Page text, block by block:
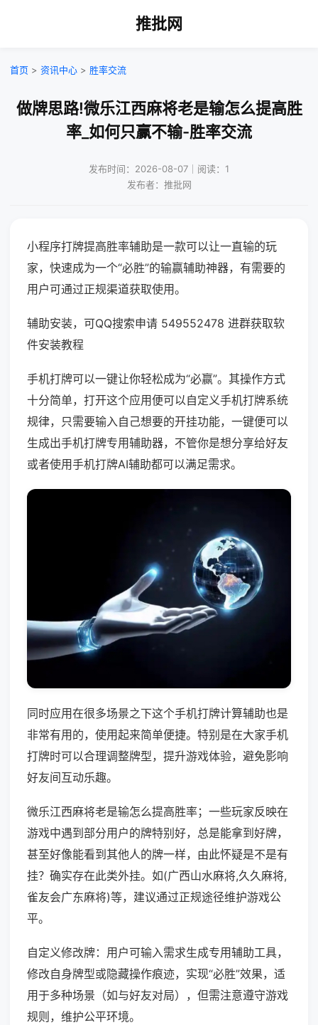
推批网
首页 > 资讯中心 > 胜率交流
做牌思路!微乐江西麻将老是输怎么提高胜
率_如何只赢不输-胜率交流
发布时间：2026-08-07｜阅读：1
发布者：推批网
小程序打牌提高胜率辅助是一款可以让一直输的玩
家，快速成为一个“必胜”的输赢辅助神器，有需要的
用户可通过正规渠道获取使用。
辅助安装，可QQ搜索申请 549552478 进群获取软
件安装教程
手机打牌可以一键让你轻松成为“必赢”。其操作方式
十分简单，打开这个应用便可以自定义手机打牌系统
规律，只需要输入自己想要的开挂功能，一键便可以
生成出手机打牌专用辅助器，不管你是想分享给好友
或者使用手机打牌AI辅助都可以满足需求。
同时应用在很多场景之下这个手机打牌计算辅助也是
非常有用的，使用起来简单便捷。特别是在大家手机
打牌时可以合理调整牌型，提升游戏体验，避免影响
好友间互动乐趣。
微乐江西麻将老是输怎么提高胜率；一些玩家反映在
游戏中遇到部分用户的牌特别好，总是能拿到好牌，
甚至好像能看到其他人的牌一样，由此怀疑是不是有
挂？确实存在此类外挂。如(广西山水麻将,久久麻将,
雀友会广东麻将)等，建议通过正规途径维护游戏公
平。
自定义修改牌：用户可输入需求生成专用辅助工具，
修改自身牌型或隐藏操作痕迹，实现“必胜”效果，适
用于多种场景（如与好友对局），但需注意遵守游戏
规则，维护公平环境。